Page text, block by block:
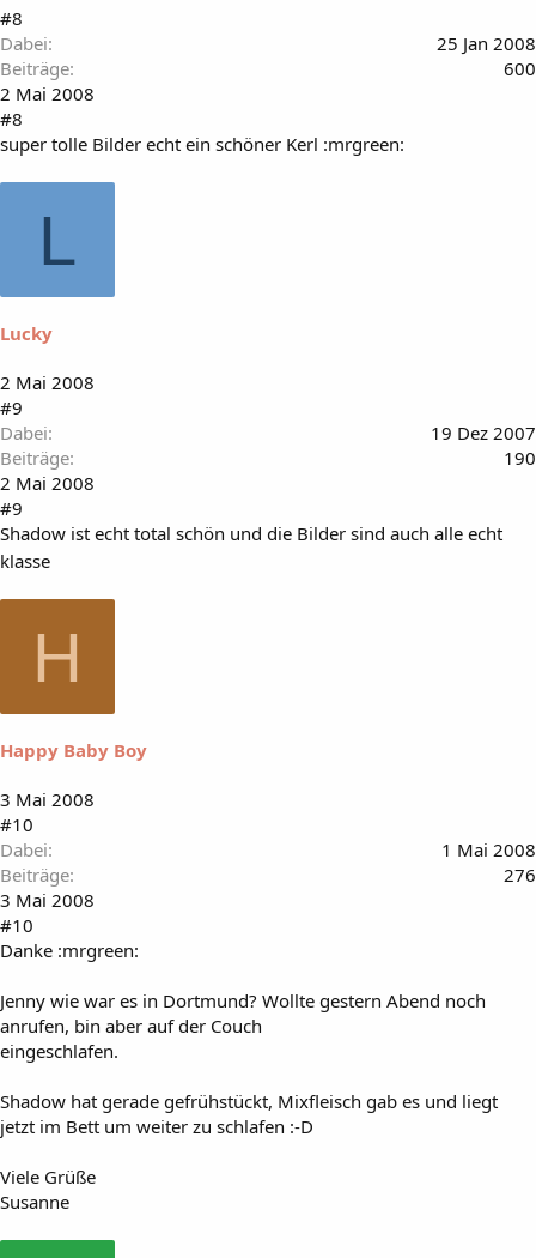
#8
Dabei
25 Jan 2008
Beiträge
600
2 Mai 2008
#8
super tolle Bilder echt ein schöner Kerl :mrgreen:
L
Lucky
2 Mai 2008
#9
Dabei
19 Dez 2007
Beiträge
190
2 Mai 2008
#9
Shadow ist echt total schön und die Bilder sind auch alle echt
klasse
H
Happy Baby Boy
3 Mai 2008
#10
Dabei
1 Mai 2008
Beiträge
276
3 Mai 2008
#10
Danke :mrgreen:
Jenny wie war es in Dortmund? Wollte gestern Abend noch
anrufen, bin aber auf der Couch
eingeschlafen.
Shadow hat gerade gefrühstückt, Mixfleisch gab es und liegt
jetzt im Bett um weiter zu schlafen :-D
Viele Grüße
Susanne